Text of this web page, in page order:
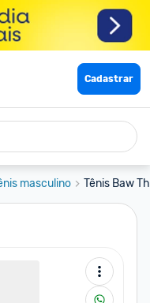
Cadastrar
masculino Tênis Baw